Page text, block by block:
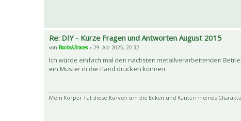
Re: DIY - Kurze Fragen und Antworten August 2015
von Boobs&Braces» 29. Apr 2025, 20:32
Ich würde einfach mal den nächsten metallverarbeitenden
ein Muster in die Hand drücken können.
Mein Körper hat diese Kurven um die Ecken und Kanten meines